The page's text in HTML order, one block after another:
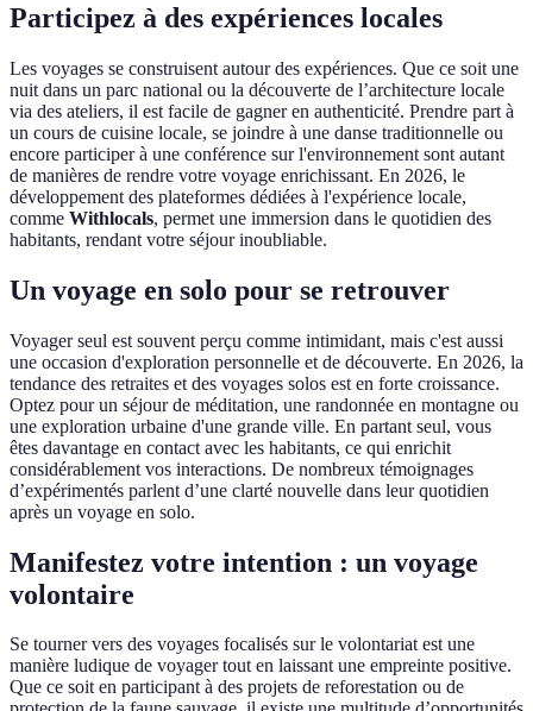
Participez à des expériences locales
Les voyages se construisent autour des expériences. Que ce soit une
nuit dans un parc national ou la découverte de l’architecture locale
via des ateliers, il est facile de gagner en authenticité. Prendre part à
un cours de cuisine locale, se joindre à une danse traditionnelle ou
encore participer à une conférence sur l'environnement sont autant
de manières de rendre votre voyage enrichissant. En 2026, le
développement des plateformes dédiées à l'expérience locale,
comme Withlocals, permet une immersion dans le quotidien des
habitants, rendant votre séjour inoubliable.
Un voyage en solo pour se retrouver
Voyager seul est souvent perçu comme intimidant, mais c'est aussi
une occasion d'exploration personnelle et de découverte. En 2026, la
tendance des retraites et des voyages solos est en forte croissance.
Optez pour un séjour de méditation, une randonnée en montagne ou
une exploration urbaine d'une grande ville. En partant seul, vous
êtes davantage en contact avec les habitants, ce qui enrichit
considérablement vos interactions. De nombreux témoignages
d’expérimentés parlent d’une clarté nouvelle dans leur quotidien
après un voyage en solo.
Manifestez votre intention : un voyage
volontaire
Se tourner vers des voyages focalisés sur le volontariat est une
manière ludique de voyager tout en laissant une empreinte positive.
Que ce soit en participant à des projets de reforestation ou de